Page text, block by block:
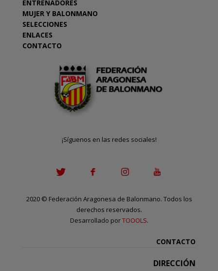
ENTRENADORES
MUJER Y BALONMANO
SELECCIONES
ENLACES
CONTACTO
¡Síguenos en las redes sociales!
2020 © Federación Aragonesa de Balonmano. Todos los
derechos reservados.
Desarrollado porTOOOLS.
CONTACTO
DIRECCIÓN